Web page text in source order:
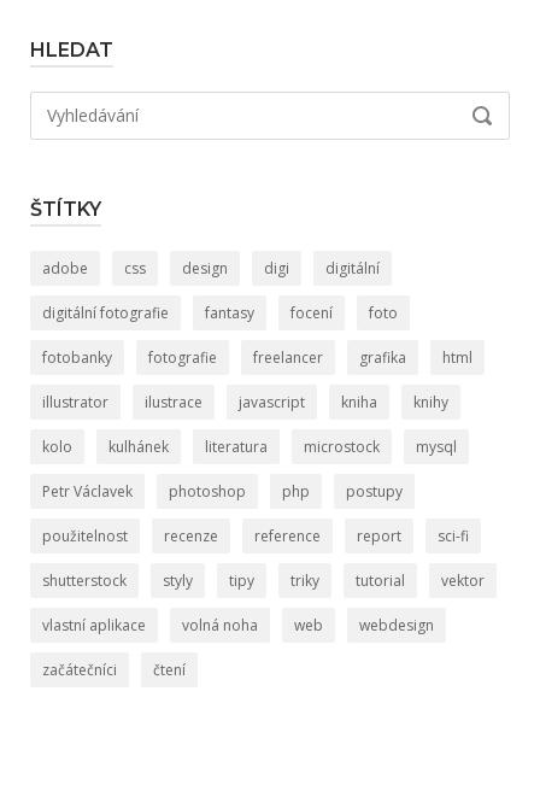
HLEDAT
Hledat:
ŠTÍTKY
adobe css design digi digitální
digitální fotografie fantasy focení foto
fotobanky fotografie freelancer grafika html
illustrator ilustrace javascript kniha knihy
kolo kulhánek literatura microstock mysql
Petr Václavek photoshop php postupy
použitelnost recenze reference report sci-fi
shutterstock styly tipy triky tutorial vektor
vlastní aplikace volná noha web webdesign
začátečníci čtení